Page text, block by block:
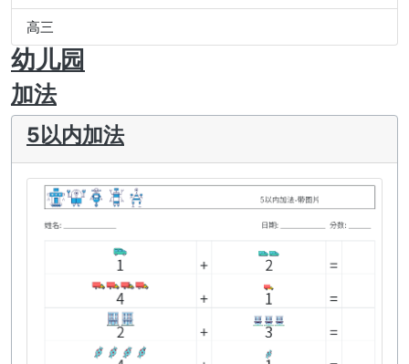
高三
幼儿园
加法
5以内加法